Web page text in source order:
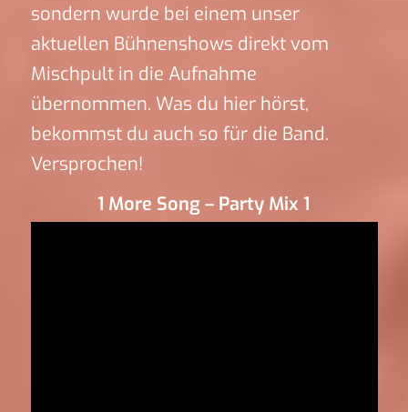
sondern wurde bei einem unser
aktuellen Bühnenshows direkt vom
Mischpult in die Aufnahme
übernommen. Was du hier hörst,
bekommst du auch so für die Band.
Versprochen!
1 More Song – Party Mix 1